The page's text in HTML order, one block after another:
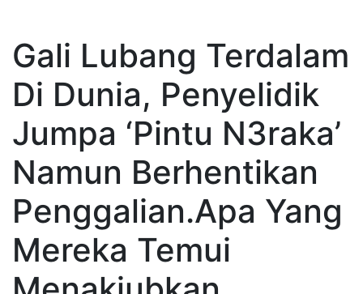
Gali Lubang Terdalam
Di Dunia, Penyelidik
Jumpa ‘Pintu N3raka’
Namun Berhentikan
Penggalian.Apa Yang
Mereka Temui